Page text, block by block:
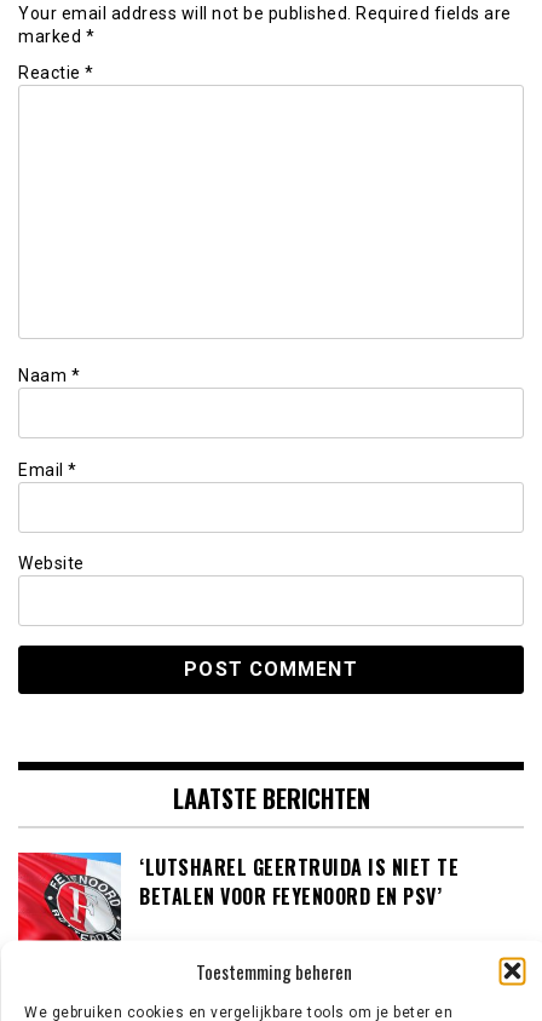
Toestemming beheren
We gebruiken cookies en vergelijkbare tools om je beter en
Your email address will not be published.
Required fields are
marked *
Reactie *
Naam *
Email *
Website
LAATSTE BERICHTEN
‘LUTSHAREL GEERTRUIDA IS NIET TE
BETALEN VOOR FEYENOORD EN PSV’
‘NOTTINGHAM FOREST AAST OP TIJJANI